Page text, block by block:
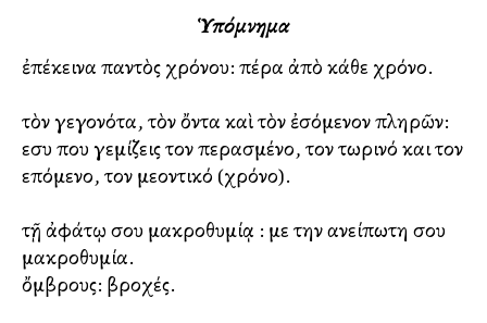
Ὑπόμνημα
ἐπέκεινα παντὸς χρόνου: πέρα ἀπὸ κάθε χρόνο.
τὸν γεγονότα, τὸν ὄντα καὶ τὸν ἐσόμενον πληρῶν:
εσυ που γεμίζεις τον περασμένο, τον τωρινό και τον
επόμενο, τον μελλοντικό (χρόνο).
τῇ ἀφάτῳ σου μακροθυμίᾳ : με την ανείπωτη σου
μακροθυμία.
ὄμβρους: βροχές.